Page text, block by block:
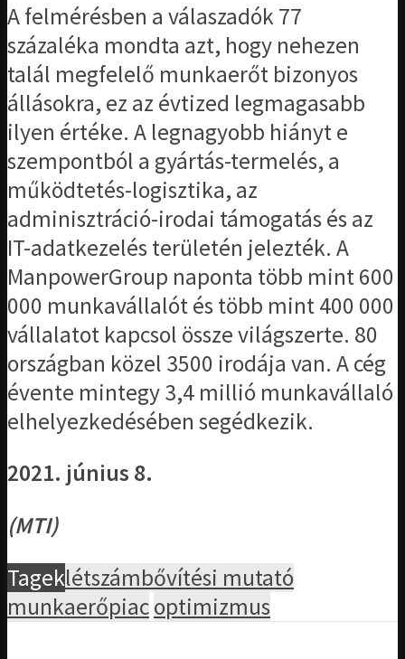
A felmérésben a válaszadók 77
százaléka mondta azt, hogy nehezen
talál megfelelő munkaerőt bizonyos
állásokra, ez az évtized legmagasabb
ilyen értéke. A legnagyobb hiányt e
szempontból a gyártás-termelés, a
működtetés-logisztika, az
adminisztráció-irodai támogatás és az
IT-adatkezelés területén jelezték. A
ManpowerGroup naponta több mint 600
000 munkavállalót és több mint 400 000
vállalatot kapcsol össze világszerte. 80
országban közel 3500 irodája van. A cég
évente mintegy 3,4 millió munkavállaló
elhelyezkedésében segédkezik.
2021. június 8.
(MTI)
Tageklétszámbővítési mutató
munkaerőpiacoptimizmus